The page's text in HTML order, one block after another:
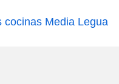
cocinas Media Legua